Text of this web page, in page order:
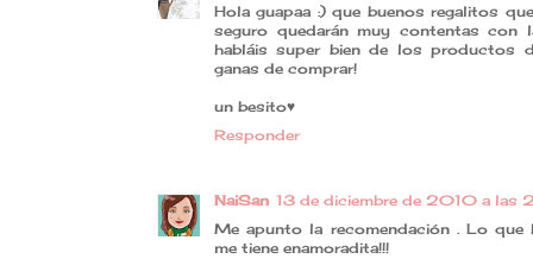
Hola guapaa :) que buenos regalitos
seguro quedarán muy contentas con
habláis super bien de los productos
ganas de comprar!
un besito♥
Responder
NaiSan 13 de diciembre de 2010 a las
Me apunto la recomendación . Lo que
me tiene enamoradita!!!